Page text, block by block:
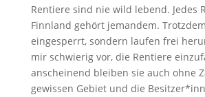
Rentiere sind nie wild lebend. Jedes
Finnland gehört jemandem.
eingesperrt, sondern laufen frei
mir schwierig vor, die Rentiere
anscheinend bleiben sie auch ohne
gewissen Gebiet und die